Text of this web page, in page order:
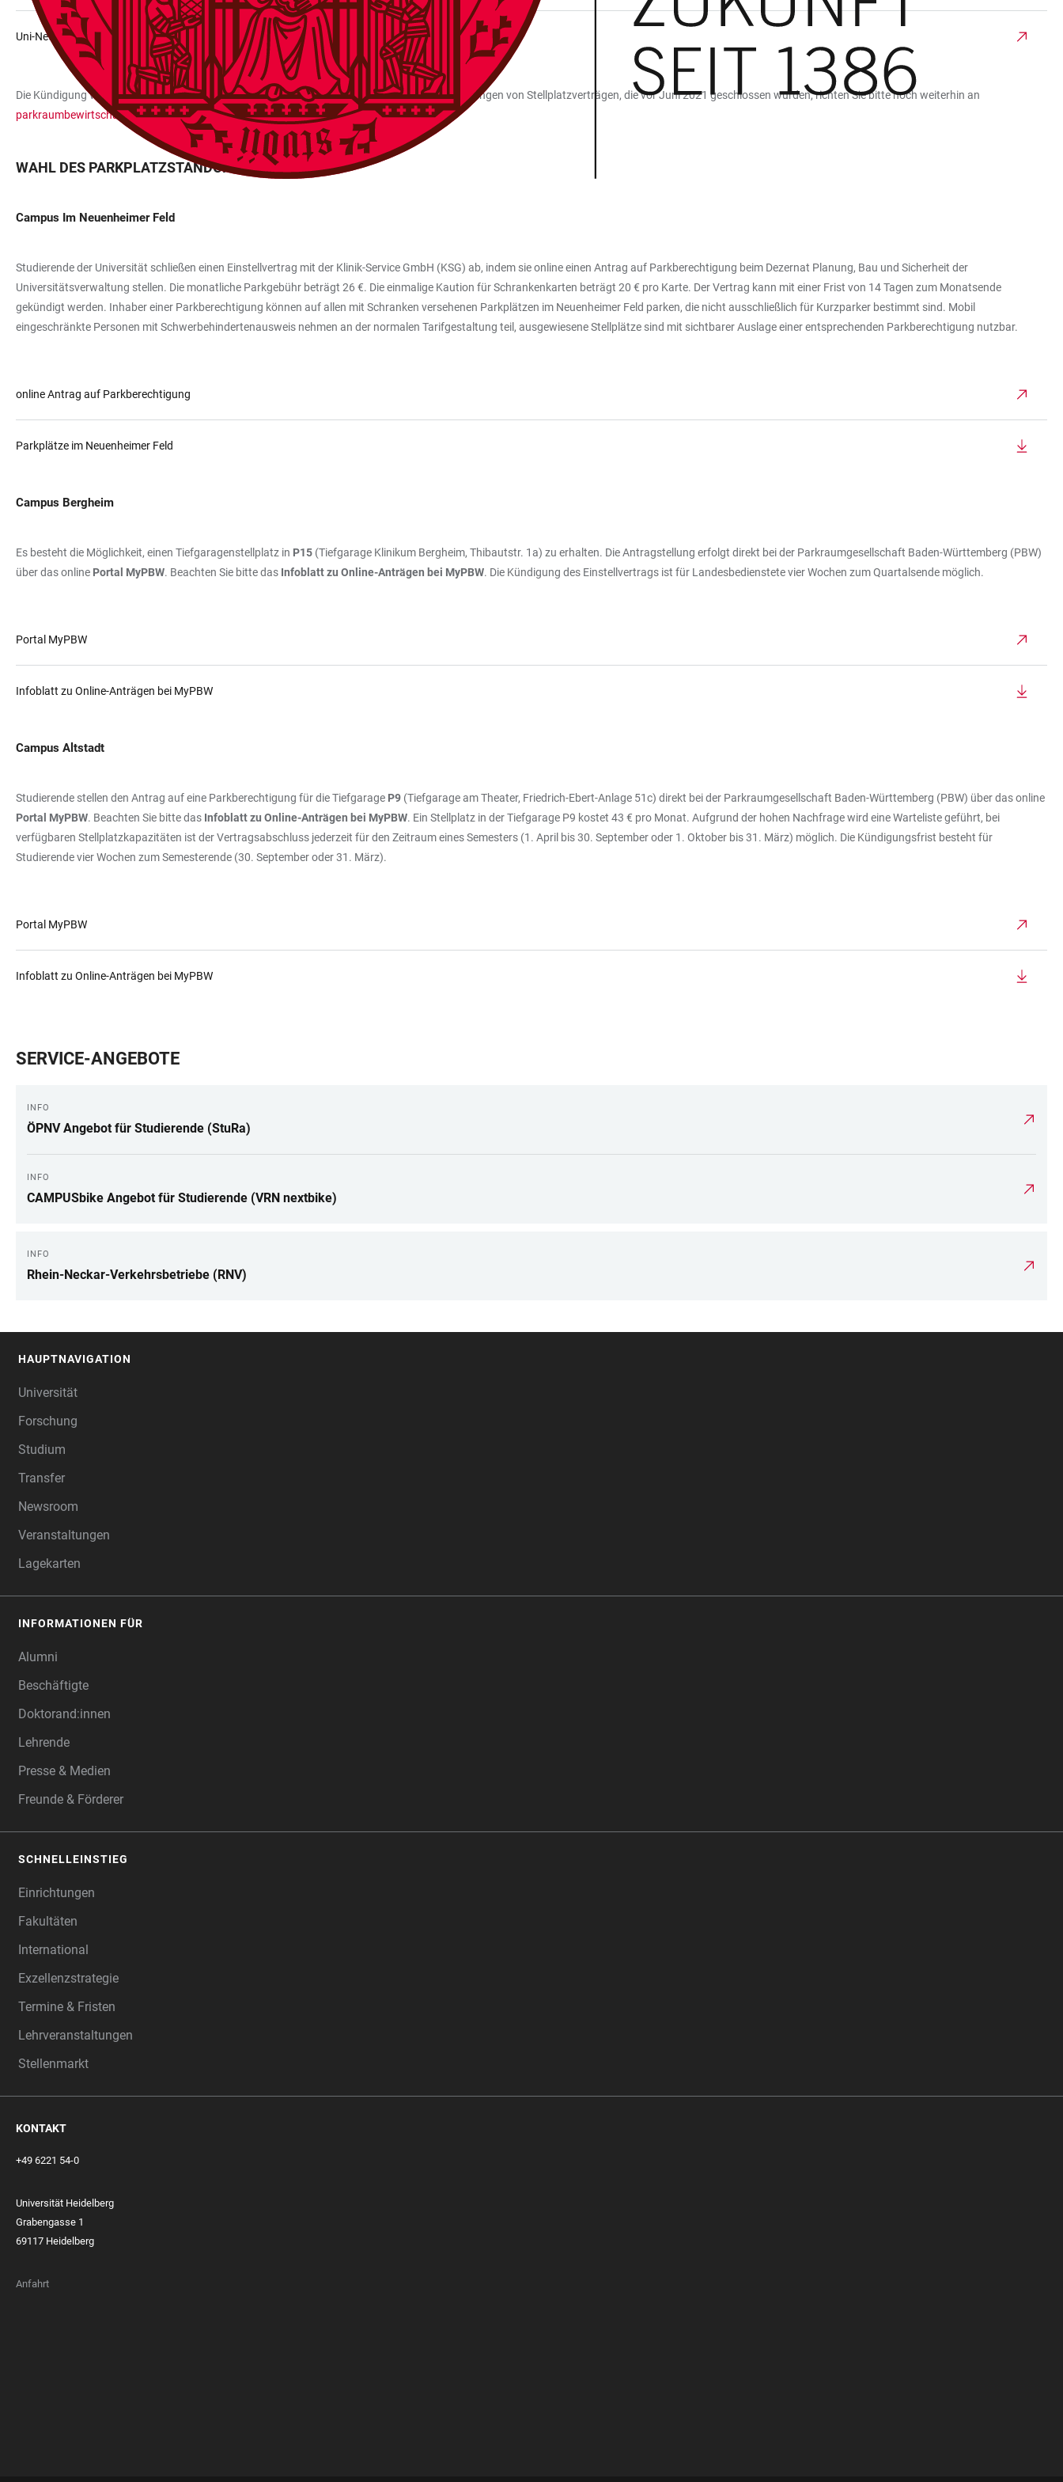
Uni-Netz
Die Kündigung von Stellplatzverträgen erfolgt ebenfalls online über das CAFM-System. Kündigungen von Stellplatzverträgen, die vor Juni 2021 geschlossen wurden, richten Sie bitte noch weiterhin an
parkraumbewirtschaftung@zuv.uni-heidelberg.de
.
WAHL DES PARKPLATZSTANDORTS
Campus Im Neuenheimer Feld
Studierende der Universität schließen einen Einstellvertrag mit der Klinik-Service GmbH (KSG) ab, indem sie online einen Antrag auf Parkberechtigung beim Dezernat Planung, Bau und Sicherheit der
Universitätsverwaltung stellen. Die monatliche Parkgebühr beträgt 26 €. Die einmalige Kaution für Schrankenkarten beträgt 20 € pro Karte. Der Vertrag kann mit einer Frist von 14 Tagen zum Monatsende
gekündigt werden. Inhaber einer Parkberechtigung können auf allen mit Schranken versehenen Parkplätzen im Neuenheimer Feld parken, die nicht ausschließlich für Kurzparker bestimmt sind. Mobil
eingeschränkte Personen mit Schwerbehindertenausweis nehmen an der normalen Tarifgestaltung teil, ausgewiesene Stellplätze sind mit sichtbarer Auslage einer entsprechenden Parkberechtigung nutzbar.
online Antrag auf Parkberechtigung
Parkplätze im Neuenheimer Feld
Campus Bergheim
Es besteht die Möglichkeit, einen Tiefgaragenstellplatz in P15 (Tiefgarage Klinikum Bergheim, Thibautstr. 1a) zu erhalten. Die Antragstellung erfolgt direkt bei der Parkraumgesellschaft Baden-Württemberg (PBW)
über das online Portal MyPBW. Beachten Sie bitte das Infoblatt zu Online-Anträgen bei MyPBW. Die Kündigung des Einstellvertrags ist für Landesbedienstete vier Wochen zum Quartalsende möglich.
Portal MyPBW
Infoblatt zu Online-Anträgen bei MyPBW
Campus Altstadt
Studierende stellen den Antrag auf eine Parkberechtigung für die Tiefgarage P9 (Tiefgarage am Theater, Friedrich-Ebert-Anlage 51c) direkt bei der Parkraumgesellschaft Baden-Württemberg (PBW) über das online
Portal MyPBW. Beachten Sie bitte das Infoblatt zu Online-Anträgen bei MyPBW. Ein Stellplatz in der Tiefgarage P9 kostet 43 € pro Monat. Aufgrund der hohen Nachfrage wird eine Warteliste geführt, bei
verfügbaren Stellplatzkapazitäten ist der Vertragsabschluss jederzeit für den Zeitraum eines Semesters (1. April bis 30. September oder 1. Oktober bis 31. März) möglich. Die Kündigungsfrist besteht für
Studierende vier Wochen zum Semesterende (30. September oder 31. März).
Portal MyPBW
Infoblatt zu Online-Anträgen bei MyPBW
SERVICE-ANGEBOTE
INFO
ÖPNV Angebot für Studierende (StuRa)
INFO
CAMPUSbike Angebot für Studierende (VRN nextbike)
INFO
Rhein-Neckar-Verkehrsbetriebe (RNV)
HAUPTNAVIGATION
Universität
Forschung
Studium
Transfer
Newsroom
Veranstaltungen
Lagekarten
INFORMATIONEN FÜR
Alumni
Beschäftigte
Doktorand:innen
Lehrende
Presse & Medien
Freunde & Förderer
SCHNELLEINSTIEG
Einrichtungen
Fakultäten
International
Exzellenzstrategie
Termine & Fristen
Lehrveranstaltungen
Stellenmarkt
KONTAKT
+49 6221 54-0
Universität Heidelberg
Grabengasse 1
69117 Heidelberg
Anfahrt